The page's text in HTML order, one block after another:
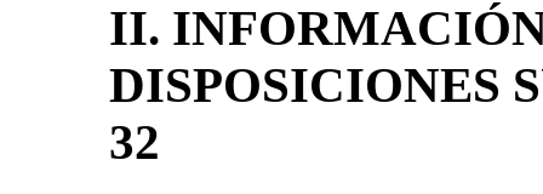
II.
DISPOSICIONES
32